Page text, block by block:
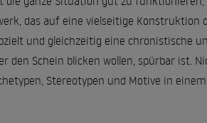
das auf eine vielseitige Konstruktion
und gleichzeitig eine chronistische
Schein blicken wollen, spürbar ist.
Stereotypen und Motive in